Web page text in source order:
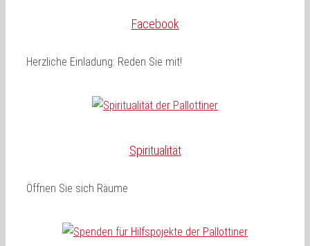
Facebook
Herzliche Einladung: Reden Sie mit!
Spiritualität
Öffnen Sie sich Räume